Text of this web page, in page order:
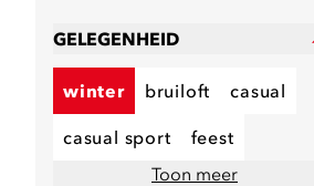
GELEGENHEID
winter bruiloft casual
casual sport
feest
Toon meer